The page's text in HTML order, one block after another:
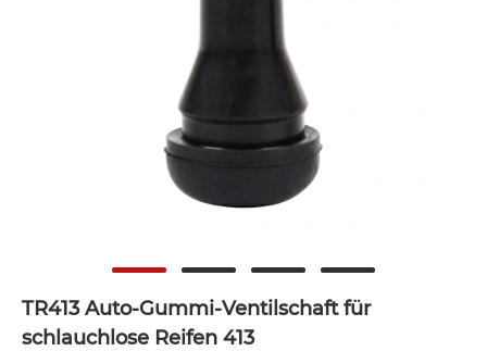
TR413 Auto-Gummi-Ventilschaft für
schlauchlose Reifen 413